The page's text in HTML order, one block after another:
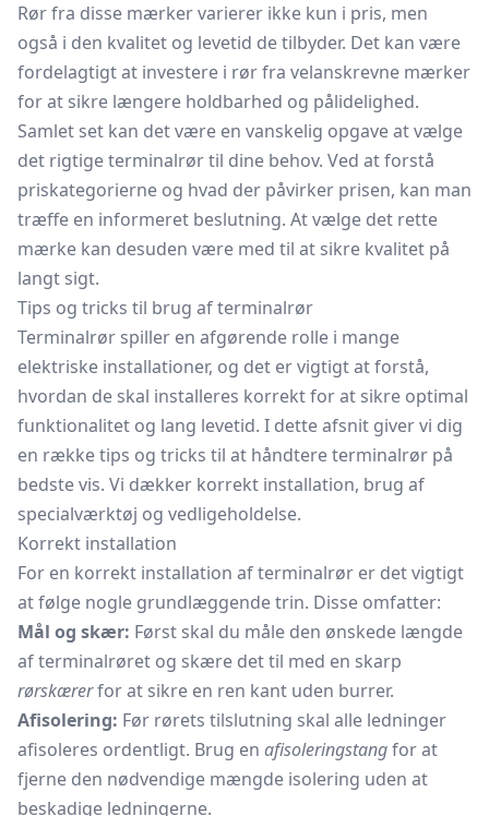
Rør fra disse mærker varierer ikke kun i pris, men
også i den kvalitet og levetid de tilbyder. Det kan være
fordelagtigt at investere i rør fra velanskrevne mærker
for at sikre længere holdbarhed og pålidelighed.
Samlet set kan det være en vanskelig opgave at vælge
det rigtige terminalrør til dine behov. Ved at forstå
priskategorierne og hvad der påvirker prisen, kan man
træffe en informeret beslutning. At vælge det rette
mærke kan desuden være med til at sikre kvalitet på
langt sigt.
Tips og tricks til brug af terminalrør
Terminalrør spiller en afgørende rolle i mange
elektriske installationer, og det er vigtigt at forstå,
hvordan de skal installeres korrekt for at sikre optimal
funktionalitet og lang levetid. I dette afsnit giver vi dig
en række tips og tricks til at håndtere terminalrør på
bedste vis. Vi dækker korrekt installation, brug af
specialværktøj og vedligeholdelse.
Korrekt installation
For en korrekt installation af terminalrør er det vigtigt
at følge nogle grundlæggende trin. Disse omfatter:
Mål og skær: Først skal du måle den ønskede længde
af terminalrøret og skære det til med en skarp
rørskærerfor at sikre en ren kant uden burrer.
Afisolering: Før rørets tilslutning skal alle ledninger
afisoleres ordentligt. Brug en afisoleringstangfor at
fjerne den nødvendige mængde isolering uden at
beskadige ledningerne.